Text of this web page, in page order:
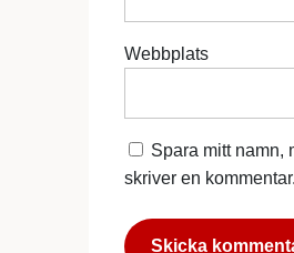
Webbplats
Spara mitt namn,
skriver en kommentar.